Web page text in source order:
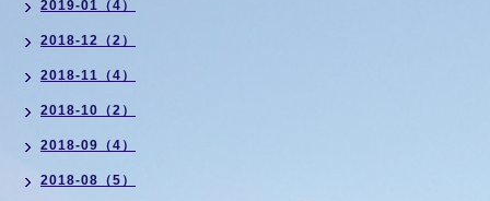
2019-01（4）
2018-12（2）
2018-11（4）
2018-10（2）
2018-09（4）
2018-08（5）